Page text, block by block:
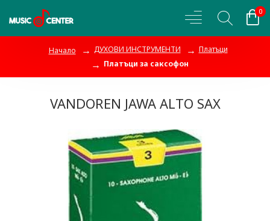
0
Начало ДУХОВИ ИНСТРУМЕНТИ
Платъци
Платъци за саксофон
VANDOREN JAWA ALTO SAX